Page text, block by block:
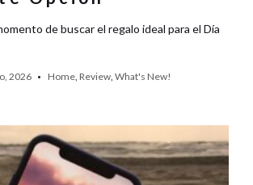
de buscar el regalo ideal para el Día
2026 Home, Review, What's New!